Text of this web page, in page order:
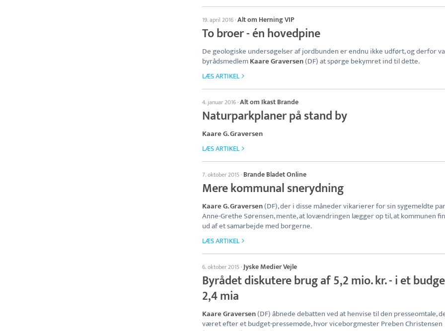
19. april 2016·Alt om Herning VIP
To broer - én hovedpine
De geologiske undersøgelser af jordbunden er endnu ikke udført, og derfor
byrådsmedlemKaare Graversen(DF) at spørge bekymret ind til dette.
LÆS ARTIKEL
4. januar 2016·Alt om Ikast Brande
Naturparkplaner på stand by
Kaare G. Graversen
LÆS ARTIKEL
7. oktober 2015· Brande Bladet Online
Mere kommunal snerydning
Kaare G. Graversen(DF), der i disse måneder vikarierer for sin sygemeldte
Anne-Grethe Sørensen, mente, at lovændringen lægger op til, at kommunen
ud af et samarbejde med borgerne.
LÆS ARTIKEL
6. oktober 2015·Jyske Medier Vejle
Byrådet diskutere brug af 5,2 mio. kr. - i et
2,4 mia
Kaare Graversen(DF) åbnede debatten ved at henvise til den presseomtale,
været efter et budget-pressemøde, hvor viceborgmester Preben Christensen